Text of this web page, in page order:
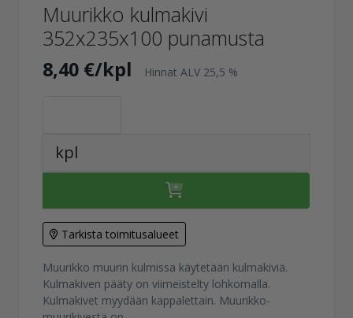
Muurikko kulmakivi
352x235x100 punamusta
8,40 €/kpl Hinnat ALV 25,5 %
kpl
Tarkista toimitusalueet
Muurikko muurin kulmissa käytetään kulmakiviä.
Kulmakiven pääty on viimeistelty lohkomalla.
Kulmakivet myydään kappalettain. Muurikko-